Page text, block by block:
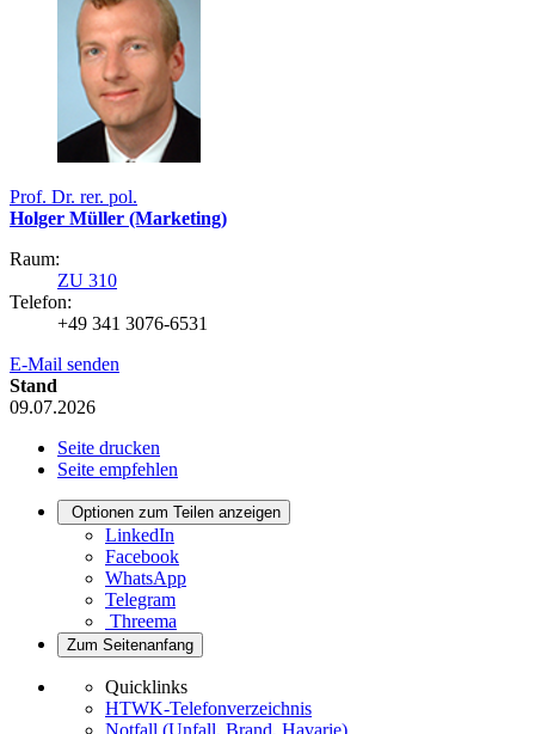
Prof. Dr. rer. pol.
Holger Müller (Marketing)
Raum:
ZU 310
Telefon:
+49 341 3076-6531
E-Mail senden
Stand
09.07.2026
Seite drucken
Seite empfehlen
Optionen zum Teilen anzeigen
LinkedIn
Facebook
WhatsApp
Telegram
Threema
Zum Seitenanfang
Quicklinks
HTWK-Telefonverzeichnis
Notfall (Unfall, Brand, Havarie)